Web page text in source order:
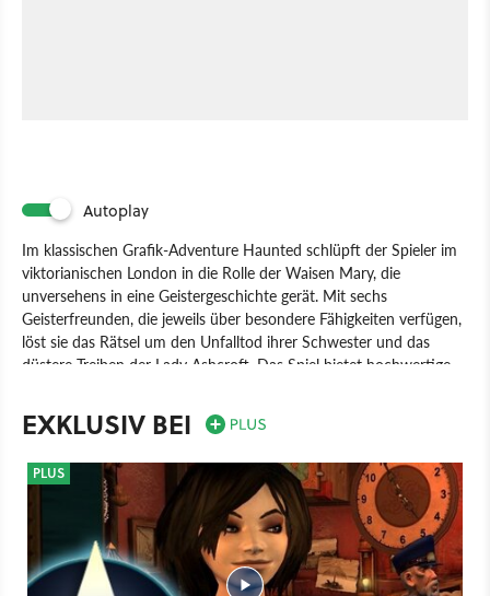
Autoplay
Im klassischen Grafik-Adventure Haunted schlüpft der Spieler im
viktorianischen London in die Rolle der Waisen Mary, die
unversehens in eine Geistergeschichte gerät. Mit sechs
Geisterfreunden, die jeweils über besondere Fähigkeiten verfügen,
löst sie das Rätsel um den Unfalltod ihrer Schwester und das
düstere Treiben der Lady Ashcroft. Das Spiel bietet hochwertige
Spiel PC Adventure Point & Click
Deck13 Interactive
Haunted
EXKLUSIV BEI
PLUS